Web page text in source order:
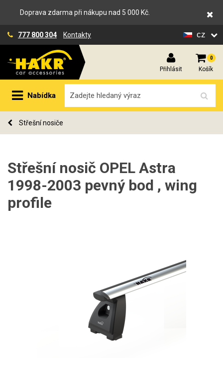
Doprava zdarma při nákupu nad 5 000 Kč.
777 800 304 Kontakty cz
Přihlásit
0
Košík
Nabídka
Střešní nosiče
Střešní nosič OPEL Astra
1998-2003 pevný bod , wing
profile